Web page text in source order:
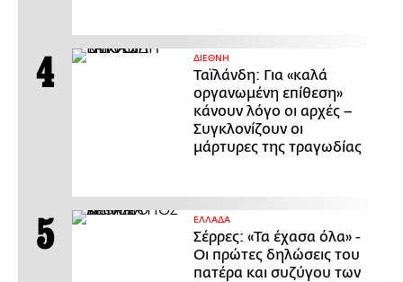
ΔΙΕΘΝΗ
Ταϊλάνδη: Για «καλά
οργανωμένη επίθεση»
κάνουν λόγο οι αρχές –
Συγκλονίζουν οι
μάρτυρες της τραγωδίας
ΕΛΛΑΔΑ
Σέρρες: «Τα έχασα όλα» -
Οι πρώτες δηλώσεις του
πατέρα και συζύγου των